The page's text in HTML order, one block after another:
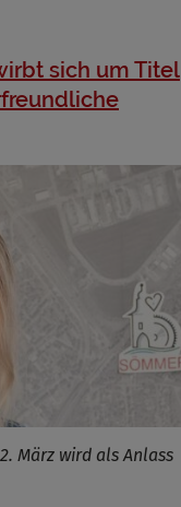
sich um Titel
März wird als Anlass